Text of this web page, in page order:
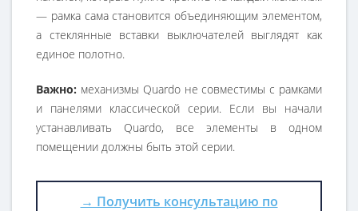
— рамка сама становится объединяющим элементом,
а стеклянные вставки выключателей выглядят как
единое полотно.
Важно: механизмы Quardo не совместимы с рамками
и панелями классической серии. Если вы начали
устанавливать Quardo, все элементы в одном
помещении должны быть этой серии.
→ Получить консультацию по